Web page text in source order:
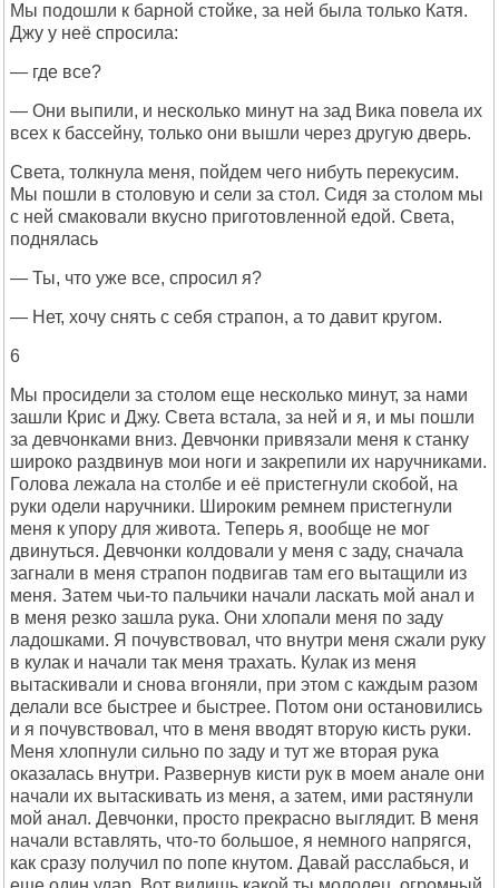
Мы подошли к барной стойке, за ней была только Катя.
Джу у неё спросила:
— где все?
— Они выпили, и несколько минут на зад Вика повела их
всех к бассейну, только они вышли через другую дверь.
Света, толкнула меня, пойдем чего нибуть перекусим.
Мы пошли в столовую и сели за стол. Сидя за столом мы
с ней смаковали вкусно приготовленной едой. Света,
поднялась
— Ты, что уже все, спросил я?
— Нет, хочу снять с себя страпон, а то давит кругом.
6
Мы просидели за столом еще несколько минут, за нами
зашли Крис и Джу. Света встала, за ней и я, и мы пошли
за девчонками вниз. Девчонки привязали меня к станку
широко раздвинув мои ноги и закрепили их наручниками.
Голова лежала на столбе и её пристегнули скобой, на
руки одели наручники. Широким ремнем пристегнули
меня к упору для живота. Теперь я, вообще не мог
двинуться. Девчонки колдовали у меня с заду, сначала
загнали в меня страпон подвигав там его вытащили из
меня. Затем чьи-то пальчики начали ласкать мой анал и
в меня резко зашла рука. Они хлопали меня по заду
ладошками. Я почувствовал, что внутри меня сжали руку
в кулак и начали так меня трахать. Кулак из меня
вытаскивали и снова вгоняли, при этом с каждым разом
делали все быстрее и быстрее. Потом они остановились
и я почувствовал, что в меня вводят вторую кисть руки.
Меня хлопнули сильно по заду и тут же вторая рука
оказалась внутри. Развернув кисти рук в моем анале они
начали их вытаскивать из меня, а затем, ими растянули
мой анал. Девчонки, просто прекрасно выглядит. В меня
начали вставлять, что-то большое, я немного напрягся,
как сразу получил по попе кнутом. Давай расслабься, и